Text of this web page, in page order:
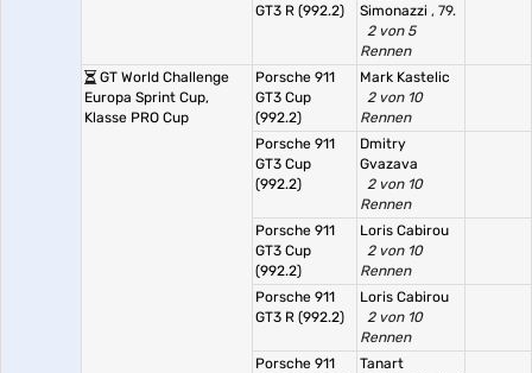
GT3 R (992.2)
Simonazzi , 79.
2 von 5
Rennen
GT World Challenge
Europa Sprint Cup,
Klasse PRO Cup
Porsche 911
GT3 Cup
(992.2)
Mark Kastelic
2 von 10
Rennen
Porsche 911
GT3 Cup
(992.2)
Dmitry
Gvazava
2 von 10
Rennen
Porsche 911
GT3 Cup
(992.2)
Loris Cabirou
2 von 10
Rennen
Porsche 911
GT3 R (992.2)
Loris Cabirou
2 von 10
Rennen
Porsche 911
Tanart